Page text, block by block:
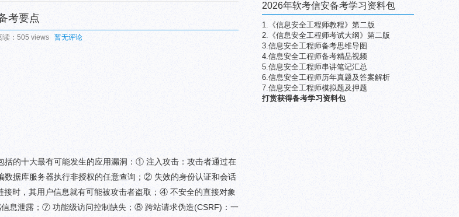
考要点
读：505 views 暂无评论
的十大最有可能发生的应用漏洞：① 注入攻击：攻击者通过在
据库服务器执行非授权的任意查询；② 失效的身份认证和会话
时，其用户信息就有可能被攻击者盗取；④ 不安全的直接对象
息泄露；⑦ 功能级访问控制缺失；⑧ 跨站请求伪造(CSRF)：一
2026年软考信安备考学习资料包
1.《信息安全工程师教程》第二版
2.《信息安全工程师考试大纲》第二版
3.信息安全工程师备考思维导图
4.信息安全工程师备考精品视频
5.信息安全工程师串讲笔记汇总
6.信息安全工程师历年真题及答案解析
7.信息安全工程师模拟题及押题
打赏获得备考学习资料包